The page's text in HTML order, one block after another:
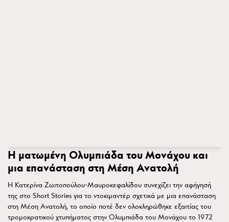
Η ματωμένη Ολυμπιάδα του Μονάχου και
μια επανάσταση στη Μέση Ανατολή
Η Κατερίνα Ζωιτοπούλου-Μαυροκεφαλίδου συνεχίζει την αφήγησή
της στο Short Stories για το ντοκιμαντέρ σχετικά με μια επανάσταση
στη Μέση Ανατολή, το οποίο ποτέ δεν ολοκληρώθηκε εξαιτίας του
τρομοκρατικού χτυπήματος στην Ολυμπιάδα του Μονάχου το 1972